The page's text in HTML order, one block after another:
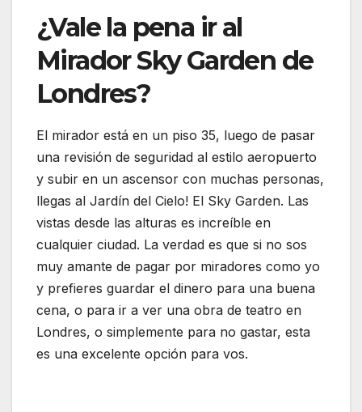
¿Vale la pena ir al
Mirador Sky Garden de
Londres?
El mirador está en un piso 35, luego de pasar
una revisión de seguridad al estilo aeropuerto
y subir en un ascensor con muchas personas,
llegas al Jardín del Cielo! El Sky Garden. Las
vistas desde las alturas es increíble en
cualquier ciudad. La verdad es que si no sos
muy amante de pagar por miradores como yo
y prefieres guardar el dinero para una buena
cena, o para ir a ver una obra de teatro en
Londres, o simplemente para no gastar, esta
es una excelente opción para vos.